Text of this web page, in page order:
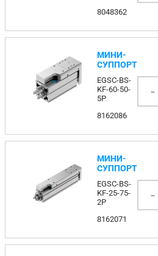
8048362
МИНИ-
СУППОРТ
EGSC-BS-
KF-60-50-
5P
8162086
-
МИНИ-
СУППОРТ
EGSC-BS-
KF-25-75-
2P
8162071
-